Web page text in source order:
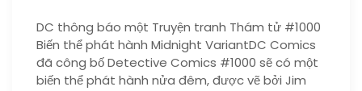
DC thông báo một Truyện tranh Thám tử #1000
Biến thể phát hành Midnight VariantDC Comics
đã công bố Detective Comics #1000 sẽ có một
biến thể phát hành nửa đêm, được vẽ bởi Jim